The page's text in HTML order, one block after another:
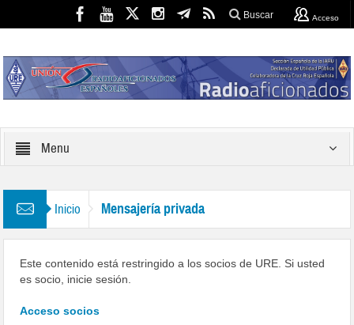
Buscar Acceso
Menu
Inicio Mensajería privada
Este contenido está restringido a los socios de URE. Si usted
es socio, inicie sesión.
Acceso socios